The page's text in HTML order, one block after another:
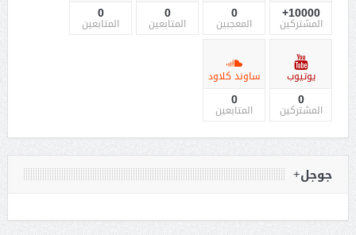
10000+
المشتركين
0
المعجبين
0
المتابعين
0
المتابعين
يوتيوب
0
المشتركين
ساوند كلاود
0
المتابعين
جوجل+